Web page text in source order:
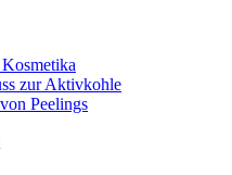
zur Aktivkohle
Peelings